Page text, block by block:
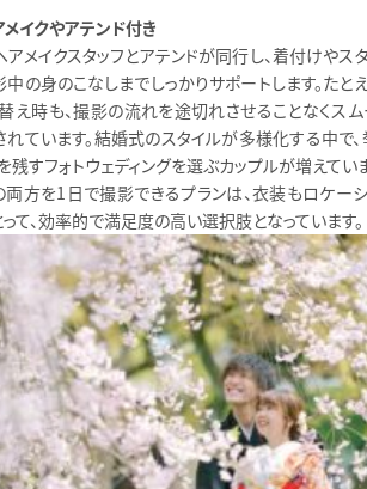
イクやアテンド付き
メイクスタッフとアテンドが同行し、着付けやス
の身のこなしまでしっかりサポートします。たと
え時も、撮影の流れを途切れさせることなくス
ています。結婚式のスタイルが多様化する中で
すフォトウェディングを選ぶカップルが増えてい
両方を1日で撮影できるプランは、衣装もロケー
て、効率的で満足度の高い選択肢となっています。